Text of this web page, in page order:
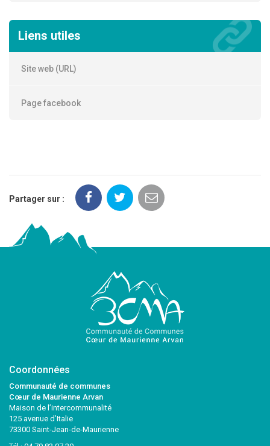
Liens utiles
Site web (URL)
Page facebook
Partager sur :
Coordonnées
Communauté de communes
Cœur de Maurienne Arvan
Maison de l’intercommunalité
125 avenue d’Italie
73300 Saint-Jean-de-Maurienne